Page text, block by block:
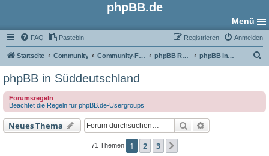
phpBB.de
Menü
FAQ Pastebin Anmelden
Registrieren
Startseite Community Community-Foren phpBB Regional phpBB in Süddeutschland
e
phpBB in Süddeutschland
Forumsregeln
Beachtet die Regeln für phpBB.de-Usergroups
Neues Thema Suche
71 Themen 1 2 3